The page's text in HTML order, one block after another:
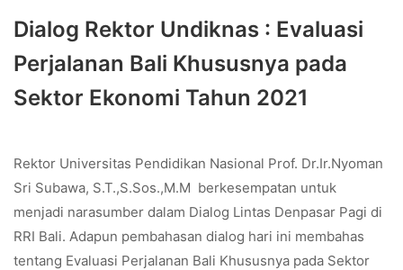
Dialog Rektor Undiknas : Evaluasi
Perjalanan Bali Khususnya pada
Sektor Ekonomi Tahun 2021
Rektor Universitas Pendidikan Nasional Prof. Dr.Ir.Nyoman
Sri Subawa, S.T.,S.Sos.,M.M berkesempatan untuk
menjadi narasumber dalam Dialog Lintas Denpasar Pagi di
RRI Bali. Adapun pembahasan dialog hari ini membahas
tentang Evaluasi Perjalanan Bali Khususnya pada Sektor